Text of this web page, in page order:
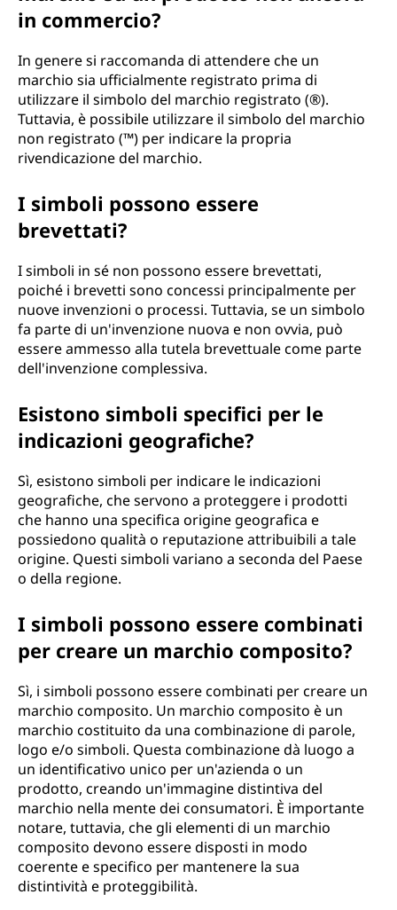
in commercio?
In genere si raccomanda di attendere che un
marchio sia ufficialmente registrato prima di
utilizzare il simbolo del marchio registrato (®).
Tuttavia, è possibile utilizzare il simbolo del marchio
non registrato (™) per indicare la propria
rivendicazione del marchio.
I simboli possono essere
brevettati?
I simboli in sé non possono essere brevettati,
poiché i brevetti sono concessi principalmente per
nuove invenzioni o processi. Tuttavia, se un simbolo
fa parte di un'invenzione nuova e non ovvia, può
essere ammesso alla tutela brevettuale come parte
dell'invenzione complessiva.
Esistono simboli specifici per le
indicazioni geografiche?
Sì, esistono simboli per indicare le indicazioni
geografiche, che servono a proteggere i prodotti
che hanno una specifica origine geografica e
possiedono qualità o reputazione attribuibili a tale
origine. Questi simboli variano a seconda del Paese
o della regione.
I simboli possono essere combinati
per creare un marchio composito?
Sì, i simboli possono essere combinati per creare un
marchio composito. Un marchio composito è un
marchio costituito da una combinazione di parole,
logo e/o simboli. Questa combinazione dà luogo a
un identificativo unico per un'azienda o un
prodotto, creando un'immagine distintiva del
marchio nella mente dei consumatori. È importante
notare, tuttavia, che gli elementi di un marchio
composito devono essere disposti in modo
coerente e specifico per mantenere la sua
distintività e proteggibilità.